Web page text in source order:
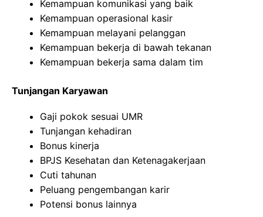
Kemampuan komunikasi yang baik
Kemampuan operasional kasir
Kemampuan melayani pelanggan
Kemampuan bekerja di bawah tekanan
Kemampuan bekerja sama dalam tim
Tunjangan Karyawan
Gaji pokok sesuai UMR
Tunjangan kehadiran
Bonus kinerja
BPJS Kesehatan dan Ketenagakerjaan
Cuti tahunan
Peluang pengembangan karir
Potensi bonus lainnya